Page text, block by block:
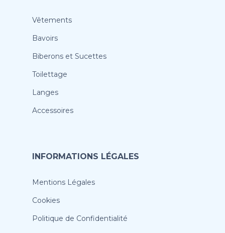
Vêtements
Bavoirs
Biberons et Sucettes
Toilettage
Langes
Accessoires
INFORMATIONS LÉGALES
Mentions Légales
Cookies
Politique de Confidentialité